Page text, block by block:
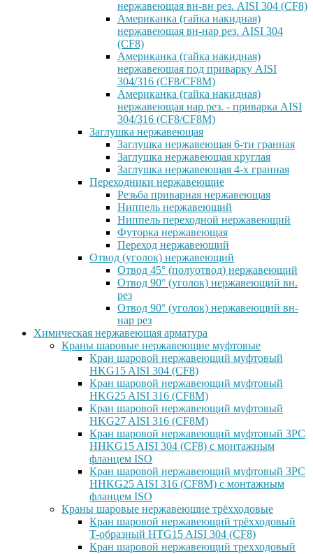
нержавеющая вн-вн рез. AISI 304 (CF8)
Американка (гайка накидная)
нержавеющая вн-нар рез. AISI 304
(CF8)
Американка (гайка накидная)
нержавеющая под приварку AISI
304/316 (CF8/CF8M)
Американка (гайка накидная)
нержавеющая нар рез. - приварка AISI
304/316 (CF8/CF8M)
Заглушка нержавеющая
Заглушка нержавеющая 6-ти гранная
Заглушка нержавеющая круглая
Заглушка нержавеющая 4-х гранная
Переходники нержавеющие
Резьба приварная нержавеющая
Ниппель нержавеющий
Ниппель переходной нержавеющий
Футорка нержавеющая
Переход нержавеющий
Отвод (уголок) нержавеющий
Отвод 45° (полуотвод) нержавеющий
Отвод 90° (уголок) нержавеющий вн.
рез
Отвод 90° (уголок) нержавеющий вн-
нар рез
Химическая нержавеющая арматура
Краны шаровые нержавеющие муфтовые
Кран шаровой нержавеющий муфтовый
HKG15 AISI 304 (CF8)
Кран шаровой нержавеющий муфтовый
HKG25 AISI 316 (CF8M)
Кран шаровой нержавеющий муфтовый
HKG27 AISI 316 (CF8M)
Кран шаровой нержавеющий муфтовый 3PC
HHKG15 AISI 304 (CF8) с монтажным
фланцем ISO
Кран шаровой нержавеющий муфтовый 3PC
HHKG25 AISI 316 (CF8M) с монтажным
фланцем ISO
Краны шаровые нержавеющие трёхходовые
Кран шаровой нержавеющий трёхходовый
T-образный HTG15 AISI 304 (CF8)
Кран шаровой нержавеющий трехходовый